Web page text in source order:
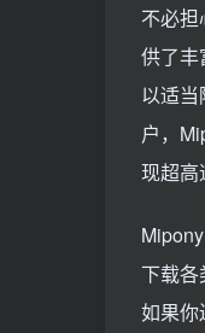
不必
供了丰
以适
户，
现超高
下载
如果你